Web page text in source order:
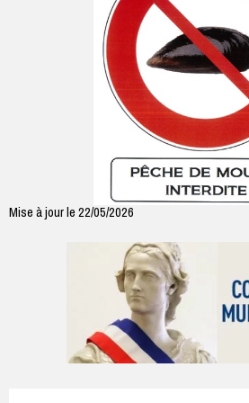
Mise à jour le 22/05/2026